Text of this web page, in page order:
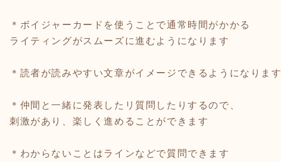
＊ボイジャーカードを使うことで通常時間がかかる
ライティングがスムーズに進むようになります
＊読者が読みやすい文章がイメージできるようになります
＊仲間と一緒に発表したリ質問したりするので、
刺激があり、楽しく進めることができます
＊わからないことはラインなどで質問できます